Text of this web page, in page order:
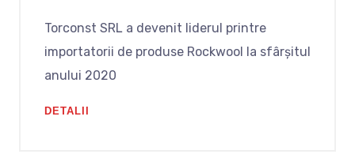
Torconst SRL a devenit liderul printre
importatorii de produse Rockwool la sfârșitul
anului 2020
DETALII